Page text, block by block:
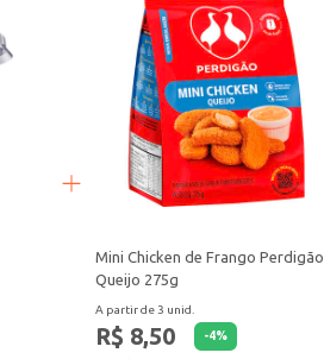
Mini Chicken de Frango Perdigão
Queijo 275g
A partir de 3 unid.
R$ 8,50 -4%